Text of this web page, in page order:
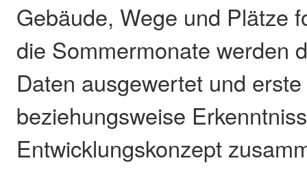
Gebäude, Wege und Plätze
die Sommermonate werden
Daten ausgewertet und
beziehungsweise
Entwicklungskonzept